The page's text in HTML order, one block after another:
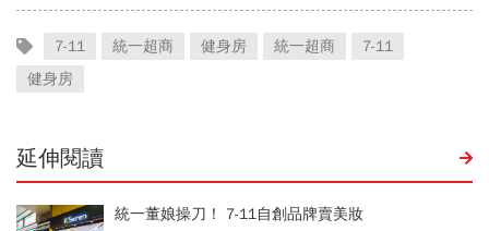
7-11 統一超商 健身房 統一超商
7-11
健身房
延伸閱讀
統一董娘操刀！ 7-11自創品牌賣美妝